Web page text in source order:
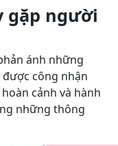
gặp người
ánh những
công nhận
cảnh và hành
những thông